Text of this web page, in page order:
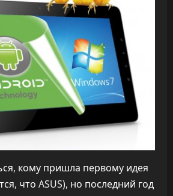
кому пришла первому идея
что ASUS), но последний год